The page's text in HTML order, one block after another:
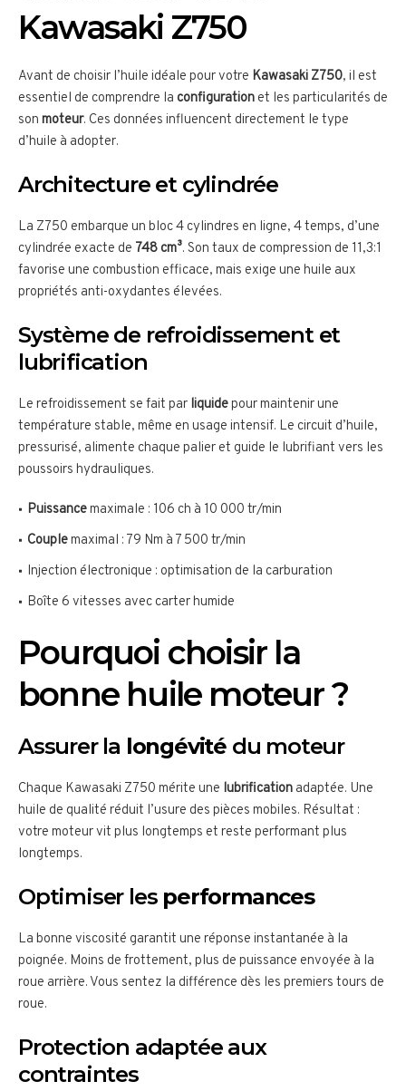
Kawasaki Z750
Avant de choisir l’huile idéale pour votre Kawasaki Z750, il est
essentiel de comprendre la configuration et les particularités de
son moteur. Ces données influencent directement le type
d’huile à adopter.
Architecture et cylindrée
La Z750 embarque un bloc 4 cylindres en ligne, 4 temps, d’une
cylindrée exacte de 748 cm³. Son taux de compression de 11,3:1
favorise une combustion efficace, mais exige une huile aux
propriétés anti-oxydantes élevées.
Système de refroidissement et
lubrification
Le refroidissement se fait par liquidepour maintenir une
température stable, même en usage intensif. Le circuit d’huile,
pressurisé, alimente chaque palier et guide le lubrifiant vers les
poussoirs hydrauliques.
Puissancemaximale : 106 ch à 10 000 tr/min
Couplemaximal : 79 Nm à 7 500 tr/min
Injection électronique : optimisation de la carburation
Boîte 6 vitesses avec carter humide
Pourquoi choisir la
bonne huile moteur ?
Assurer la longévité du moteur
Chaque Kawasaki Z750 mérite une lubrification adaptée. Une
huile de qualité réduit l’usure des pièces mobiles. Résultat :
votre moteur vit plus longtemps et reste performant plus
longtemps.
Optimiser les performances
La bonne viscosité garantit une réponse instantanée à la
poignée. Moins de frottement, plus de puissance envoyée à la
roue arrière. Vous sentez la différence dès les premiers tours de
roue.
Protection adaptée aux
contraintes